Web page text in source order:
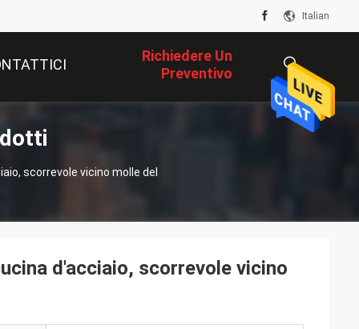
Italian
Richiedere Un
Preventivo
scorrevole vicino molle del
d'acciaio, scorrevole vicino